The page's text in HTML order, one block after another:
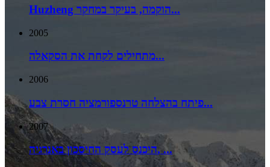
Huzheng הוקמה, בעיקר במחקר...
2005
מתחילים לקחת את הסקאלה...
2006
פיתח בהצלחה טרנספורמציה חסרת צבע...
2007
היכנס לעסק החיסכון באנרגיה, ...